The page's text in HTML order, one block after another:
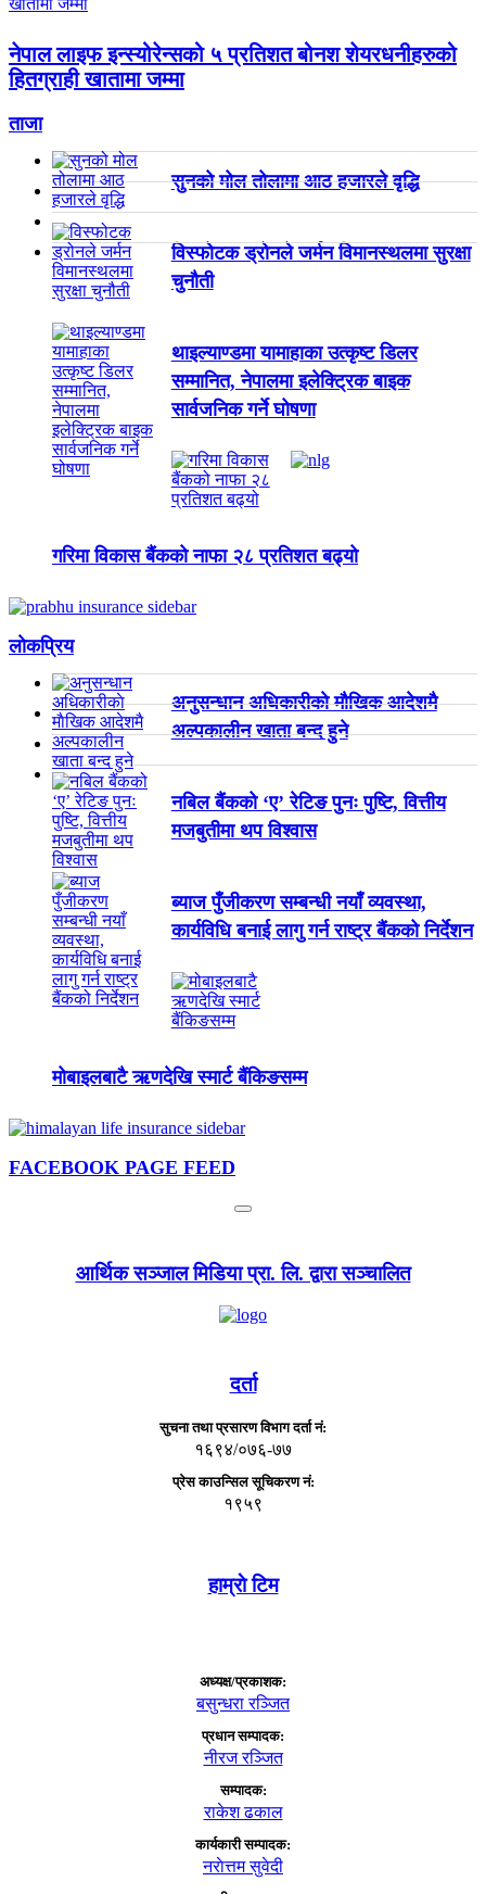
नेपाल लाइफ इन्स्योरेन्सको ५ प्रतिशत बोनश शेयरधनीहरुको
हितग्राही खातामा जम्मा
ताजा
सुनको मोल तोलामा आठ हजारले वृद्धि
विस्फोटक ड्रोनले जर्मन विमानस्थलमा सुरक्षा
चुनौती
थाइल्याण्डमा यामाहाका उत्कृष्ट डिलर
सम्मानित, नेपालमा इलेक्ट्रिक बाइक
सार्वजनिक गर्ने घोषणा
गरिमा विकास बैंकको नाफा २८ प्रतिशत बढ्यो
लाेकप्रिय
अनुसन्धान अधिकारीकाे माैखिक आदेशमै
अल्पकालीन खाता बन्द हुने
नबिल बैंकको ‘ए’ रेटिङ पुनः पुष्टि, वित्तीय
मजबुतीमा थप विश्वास
ब्याज पुँजीकरण सम्बन्धी नयाँ व्यवस्था,
कार्यविधि बनाई लागु गर्न राष्ट्र बैंकको निर्देशन
मोबाइलबाटै ऋणदेखि स्मार्ट बैंकिङसम्म
FACEBOOK PAGE FEED
आर्थिक सञ्जाल मिडिया प्रा. लि. द्वारा सञ्चालित
दर्ता
सुचना तथा प्रसारण विभाग दर्ता नं:
१६९४/०७६-७७
प्रेस काउन्सिल सूचिकरण नं:
१९५९
हाम्राे टिम
अध्यक्ष/प्रकाशक:
बसुन्धरा रञ्जित
प्रधान सम्पादक:
नीरज रञ्जित
सम्पादक:
राकेश ढकाल
कार्यकारी सम्पादक:
नराेत्तम सुवेदी